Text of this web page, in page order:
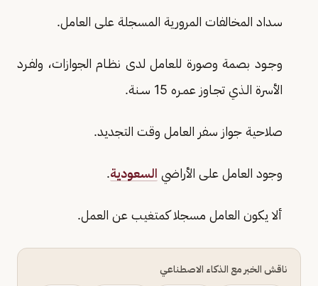
سداد المخالفات المرورية المسجلة على العامل.
وجـود بصمة وصورة للعامل لدى نظـام الجوازات، ولفـرد
الأسرة الـذي تجـاوز عمـره 15 سـنة.
صلاحية جواز سفر العامل وقت التجديد.
وجود العامل على الأراضي السعودية.
ألا يكون العامل مسجلا كمتغيب عن العمل.
ناقش الخبر مع الذكاء الاصطناعي